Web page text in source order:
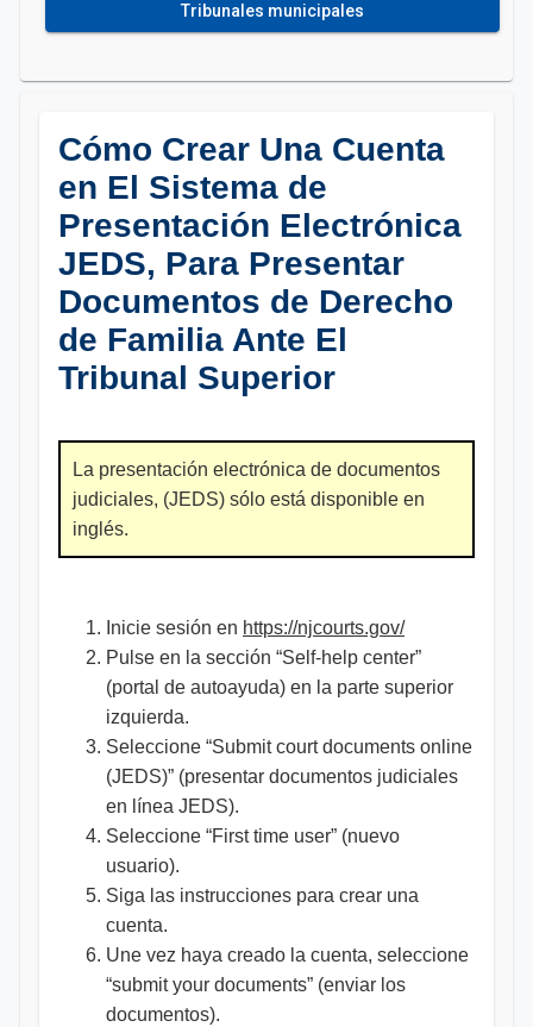
Tribunales municipales
Cómo Crear Una Cuenta
en El Sistema de
Presentación Electrónica
JEDS, Para Presentar
Documentos de Derecho
de Familia Ante El
Tribunal Superior
La presentación electrónica de documentos
judiciales, (JEDS) sólo está disponible en
inglés.
Inicie sesión en https://njcourts.gov/
Pulse en la sección “Self-help center”
(portal de autoayuda) en la parte superior
izquierda.
Seleccione “Submit court documents online
(JEDS)” (presentar documentos judiciales
en línea JEDS).
Seleccione “First time user” (nuevo
usuario).
Siga las instrucciones para crear una
cuenta.
Une vez haya creado la cuenta, seleccione
“submit your documents” (enviar los
documentos).